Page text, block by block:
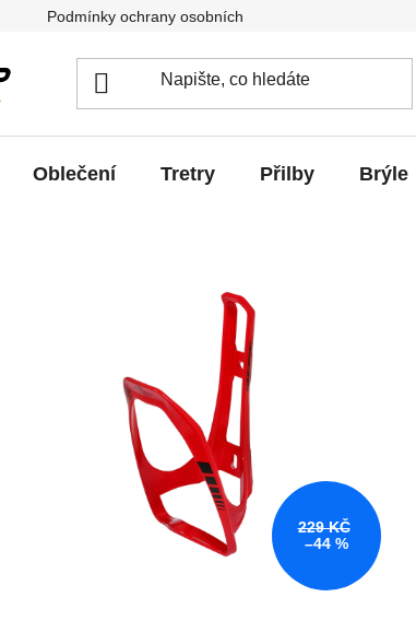
Podmínky ochrany osobních údajů
Oblečení Tretry Přilby Brýle
229 KČ
–44 %